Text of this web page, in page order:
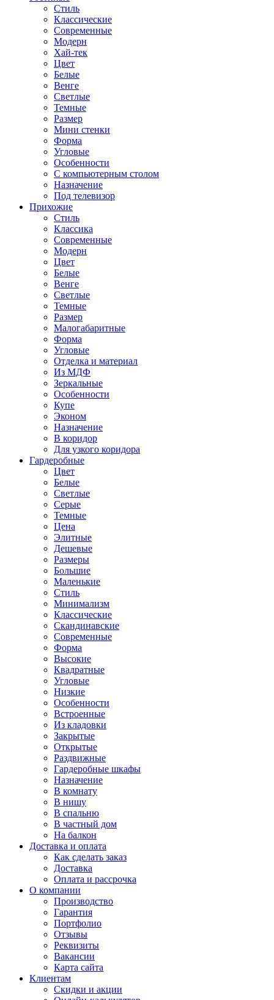
Стиль
Классические
Современные
Модерн
Хай-тек
Цвет
Белые
Венге
Светлые
Темные
Размер
Мини стенки
Форма
Угловые
Особенности
С компьютерным столом
Назначение
Под телевизор
Прихожие
Стиль
Классика
Современные
Модерн
Цвет
Белые
Венге
Светлые
Темные
Размер
Малогабаритные
Форма
Угловые
Отделка и материал
Из МДФ
Зеркальные
Особенности
Купе
Эконом
Назначение
В коридор
Для узкого коридора
Гардеробные
Цвет
Белые
Светлые
Серые
Темные
Цена
Элитные
Дешевые
Размеры
Большие
Маленькие
Стиль
Минимализм
Классические
Скандинавские
Современные
Форма
Высокие
Квадратные
Угловые
Низкие
Особенности
Встроенные
Из кладовки
Закрытые
Открытые
Раздвижные
Гардеробные шкафы
Назначение
В комнату
В нишу
В спальню
В частный дом
На балкон
Доставка и оплата
Как сделать заказ
Доставка
Оплата и рассрочка
О компании
Производство
Гарантия
Портфолио
Отзывы
Реквизиты
Вакансии
Карта сайта
Клиентам
Скидки и акции